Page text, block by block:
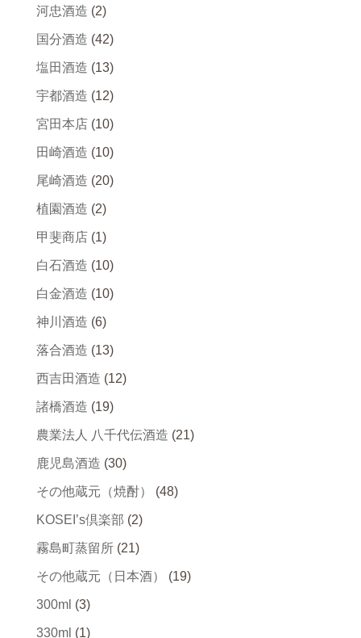
河忠酒造 (2)
国分酒造 (42)
塩田酒造 (13)
宇都酒造 (12)
宮田本店 (10)
田崎酒造 (10)
尾崎酒造 (20)
植園酒造 (2)
甲斐商店 (1)
白石酒造 (10)
白金酒造 (10)
神川酒造 (6)
落合酒造 (13)
西吉田酒造 (12)
諸橋酒造 (19)
農業法人 八千代伝酒造 (21)
鹿児島酒造 (30)
その他蔵元（焼酎） (48)
KOSEI’s倶楽部 (2)
霧島町蒸留所 (21)
その他蔵元（日本酒） (19)
300ml (3)
330ml (1)